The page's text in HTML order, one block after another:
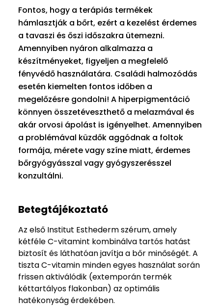
Fontos, hogy a terápiás termékek
hámlasztják a bőrt, ezért a kezelést érdemes
a tavaszi és őszi időszakra ütemezni.
Amennyiben nyáron alkalmazza a
készítményeket, figyeljen a megfelelő
fényvédő használatára. Családi halmozódás
esetén kiemelten fontos időben a
megelőzésre gondolni! A hiperpigmentáció
könnyen összetéveszthető a melazmával és
akár orvosi ápolást is igényelhet. Amennyiben
a problémával küzdők aggódnak a foltok
formája, mérete vagy színe miatt, érdemes
bőrgyógyásszal vagy gyógyszerésszel
konzultálni.
Betegtájékoztató
Az első Institut Esthederm szérum, amely
kétféle C-vitamint kombinálva tartós hatást
biztosít és láthatóan javítja a bőr minőségét. A
tiszta C-vitamin minden egyes használat során
frissen aktiválódik (extemporán termék
kéttartályos flakonban) az optimális
hatékonyság érdekében.